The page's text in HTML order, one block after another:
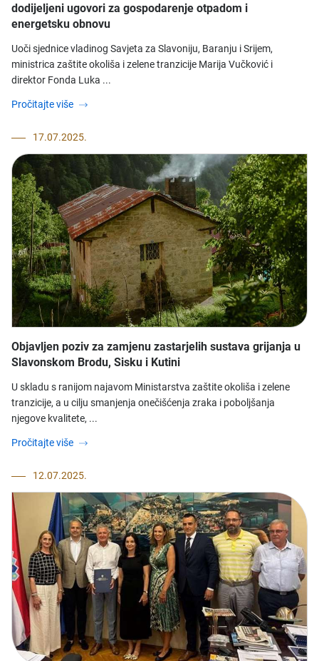
dodijeljeni ugovori za gospodarenje otpadom i
energetsku obnovu
​Uoči sjednice vladinog Savjeta za Slavoniju, Baranju i Srijem,
ministrica zaštite okoliša i zelene tranzicije Marija Vučković i
direktor Fonda Luka ...
Pročitajte više
17.07.2025.
Objavljen poziv za zamjenu zastarjelih sustava grijanja u
Slavonskom Brodu, Sisku i Kutini
U skladu s ranijom najavom Ministarstva zaštite okoliša i zelene
tranzicije, a u cilju smanjenja onečišćenja zraka i poboljšanja
njegove kvalitete, ...
Pročitajte više
12.07.2025.